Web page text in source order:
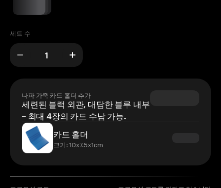
세트 수
나파 가죽 카드 홀더 추가
세련된 블랙 외관, 대담한 블루 내부
– 최대 4장의 카드 수납 가능.
카드 홀더
크기: 10x7.5x1cm